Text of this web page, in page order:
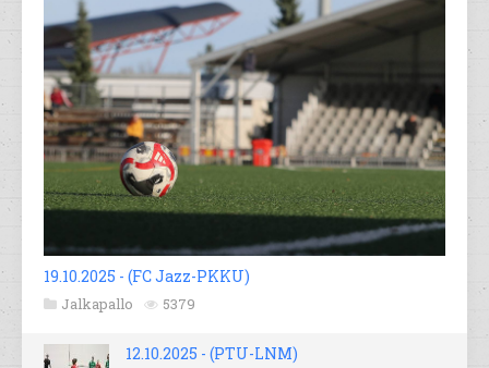
19.10.2025 - (FC Jazz-PKKU)
Jalkapallo 5379
12.10.2025 - (PTU-LNM)